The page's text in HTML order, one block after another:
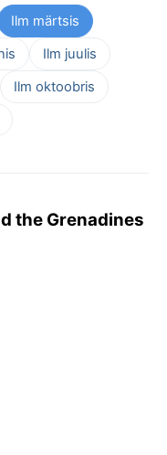
Ilm märtsis
Ilm juulis
Ilm oktoobris
the Grenadines